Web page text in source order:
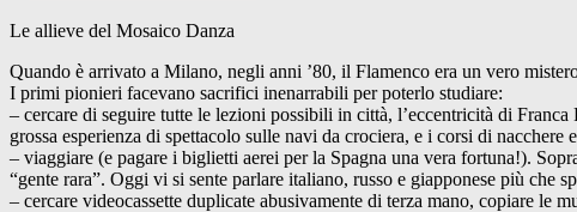
Le allieve del Mosaico Danza
Quando è arrivato a Milano, negli anni ’80, il Flamenco era un vero
I primi pionieri facevano sacrifici inenarrabili per poterlo studiare:
– cercare di seguire tutte le lezioni possibili in città, l’eccentricità di
grossa esperienza di spettacolo sulle navi da crociera, e i corsi di
– viaggiare (e pagare i biglietti aerei per la Spagna una vera fortuna!).
“gente rara”. Oggi vi si sente parlare italiano, russo e giapponese più che
– cercare videocassette duplicate abusivamente di terza mano, copiare le